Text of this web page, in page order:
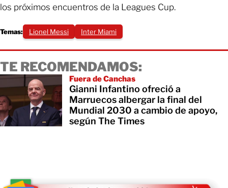
los próximos encuentros de la Leagues Cup.
Temas: Lionel Messi Inter Miami
TE RECOMENDAMOS:
Fuera de Canchas
Gianni Infantino ofreció a
Marruecos albergar la final del
Mundial 2030 a cambio de apoyo,
según The Times